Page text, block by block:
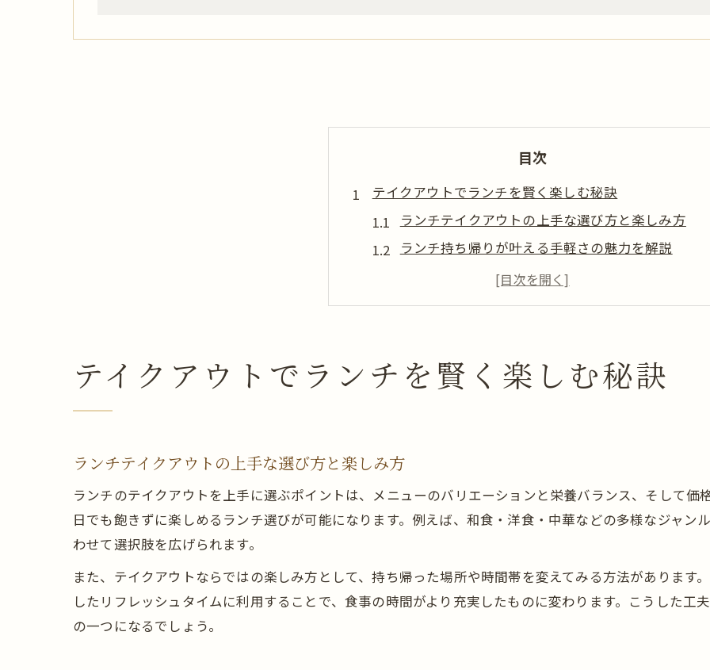
目次
テイクアウトでランチを賢く楽しむ秘訣
ランチテイクアウトの上手な選び方と楽しみ方
ランチ持ち帰りが叶える手軽さの魅力を解説
近くのランチテイクアウト店を活用するポイント
おすすめランチテイクアウトの見極め方
節約派に選ばれるテイクアウトランチ術
お得なランチテイクアウト活用で家計を守る方法
ランチの持ち帰り選択で費用を賢く管理する
節約に役立つランチテイクアウトのポイント
忙しい日にも手軽なランチ持ち帰り活用法
仕事の合間に便利なテイクアウトランチ活用術
忙しい日もランチを手軽に済ませるポイント
テイクアウトでランチを賢く楽しむ秘訣
ランチテイクアウトの上手な選び方と楽しみ方
ランチのテイクアウトを上手に選ぶポイントは、メニューのバリエーションと栄養バランス、そして価
日でも飽きずに楽しめるランチ選びが可能になります。例えば、和食・洋食・中華などの多様なジャン
わせて選択肢を広げられます。
また、テイクアウトならではの楽しみ方として、持ち帰った場所や時間帯を変えてみる方法があります
したリフレッシュタイムに利用することで、食事の時間がより充実したものに変わります。こうした工
の一つになるでしょう。